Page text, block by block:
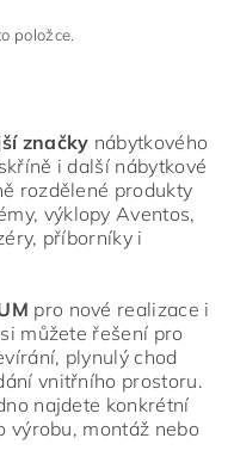
položce.
značky nábytkového
i další nábytkové
rozdělené produkty
výklopy Aventos,
příborníky i
pro nové realizace i
můžete řešení pro
plynulý chod
vnitřního prostoru.
najdete konkrétní
výrobu, montáž nebo